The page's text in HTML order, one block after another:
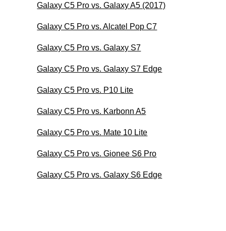
Galaxy C5 Pro vs. Galaxy A5 (2017)
Galaxy C5 Pro vs. Alcatel Pop C7
Galaxy C5 Pro vs. Galaxy S7
Galaxy C5 Pro vs. Galaxy S7 Edge
Galaxy C5 Pro vs. P10 Lite
Galaxy C5 Pro vs. Karbonn A5
Galaxy C5 Pro vs. Mate 10 Lite
Galaxy C5 Pro vs. Gionee S6 Pro
Galaxy C5 Pro vs. Galaxy S6 Edge